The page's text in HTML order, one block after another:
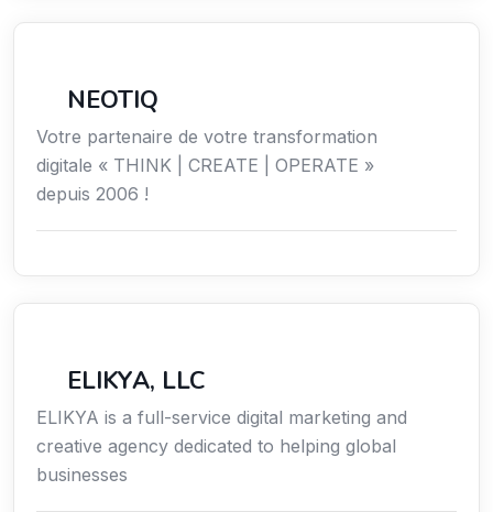
NEOTIQ
Votre partenaire de votre transformation
digitale « THINK | CREATE | OPERATE »
depuis 2006 !
ELIKYA, LLC
ELIKYA is a full-service digital marketing and
creative agency dedicated to helping global
businesses